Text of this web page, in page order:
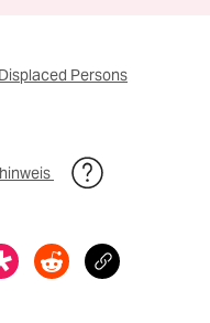
Persons